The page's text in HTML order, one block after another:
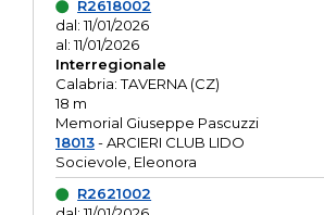
R2618002
dal: 11/01/2026
al: 11/01/2026
Interregionale
Calabria: TAVERNA (CZ)
18 m
Memorial Giuseppe Pascuzzi
18013- ARCIERI CLUB LIDO
Socievole, Eleonora
R2621002